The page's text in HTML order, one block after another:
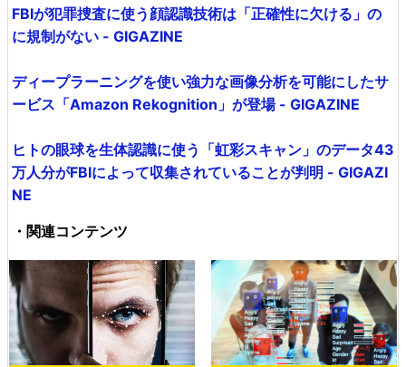
FBIが犯罪捜査に使う顔認識技術は「正確性に欠ける」の
に規制がない - GIGAZINE
ディープラーニングを使い強力な画像分析を可能にしたサ
ービス「Amazon Rekognition」が登場 - GIGAZINE
ヒトの眼球を生体認識に使う「虹彩スキャン」のデータ43
万人分がFBIによって収集されていることが判明 - GIGAZI
NE
・関連コンテンツ